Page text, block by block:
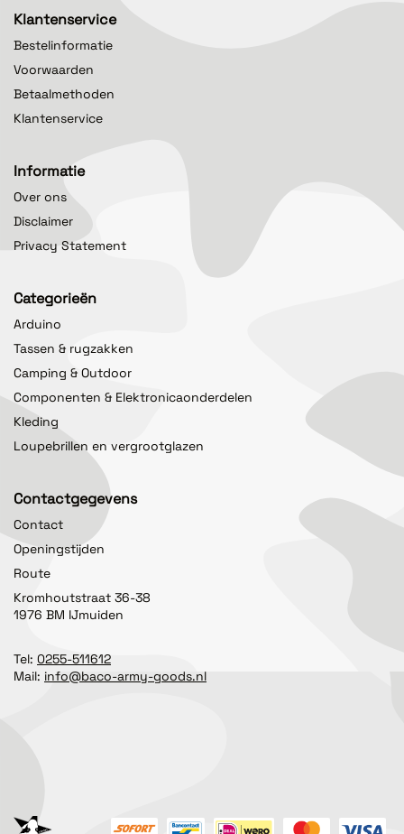
Klantenservice
Bestelinformatie
Voorwaarden
Betaalmethoden
Klantenservice
Informatie
Over ons
Disclaimer
Privacy Statement
Categorieën
Arduino
Tassen & rugzakken
Camping & Outdoor
Componenten & Elektronicaonderdelen
Kleding
Loupebrillen en vergrootglazen
Contactgegevens
Contact
Openingstijden
Route
Kromhoutstraat 36-38
1976 BM IJmuiden
Tel: 0255-511612
Mail: info@baco-army-goods.nl